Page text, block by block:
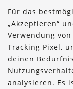
Über uns
Bestellungen
Kontakt & Hilfe
Für das
„Akzeptieren“
Verwendung
Tracking Pixel,
deinen
analysieren. Es